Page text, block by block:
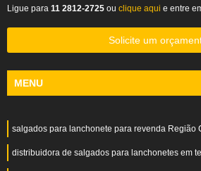
Ligue para 11 2812-2725 ou clique aqui e entre
Solicite um
MENU
salgados para lanchonete para revenda Região
distribuidora de salgados para lanchonetes em